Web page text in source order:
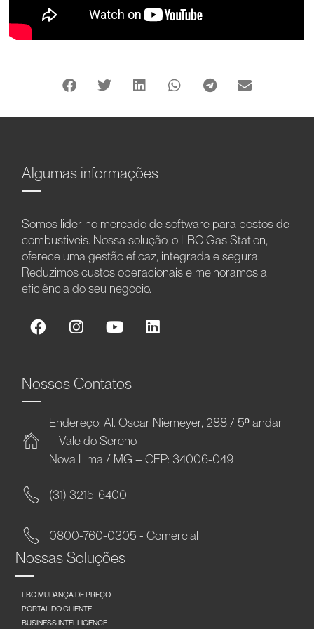
Algumas informações
Somos líder no mercado de software para postos de
combustíveis. Nossa solução, o LBC Gas Station,
oferece uma gestão eficaz, integrada e segura.
Reduzimos custos operacionais e melhoramos a
eficiência do seu negócio.
Nossos Contatos
Endereço: Al. Oscar Niemeyer, 288 / 5º andar
– Vale do Sereno
Nova Lima / MG – CEP: 34006-049
(31) 3215-6400
0800-760-0305 - Comercial
Nossas Soluções
LBC MUDANÇA DE PREÇO
PORTAL DO CLIENTE
BUSINESS INTELLIGENCE